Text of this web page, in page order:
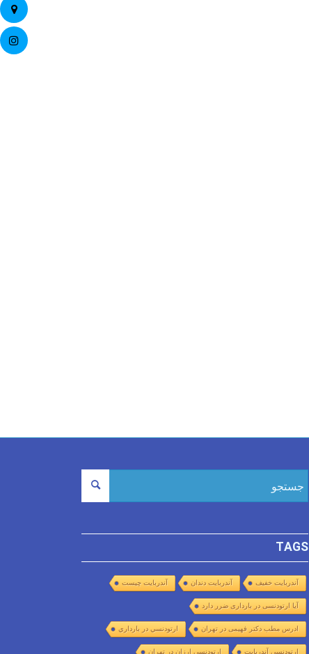
TAGS
آندربایت خفیف آندربایت دندان آندربایت چیست
آیا ارتودنسی در بارداری ضرر دارد
ادرس مطب دکتر فهیمی در تهران ارتودنسي در بارداري
ارتودنسی آندربایت ارتودنسی ارزان در تهران